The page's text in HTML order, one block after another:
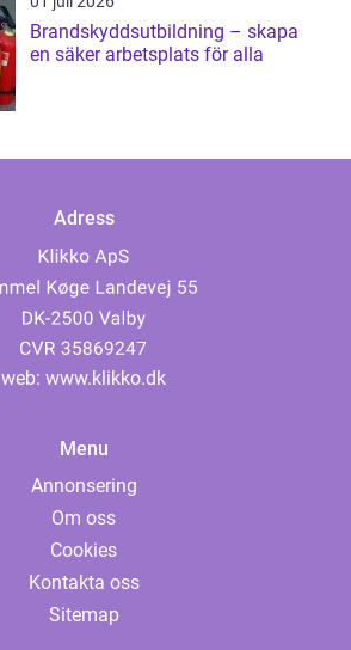
Brandskyddsutbildning – skapa
en säker arbetsplats för alla
Adress
web: www.klikko.dk
Menu
Annonsering
Om oss
Cookies
Kontakta oss
Sitemap